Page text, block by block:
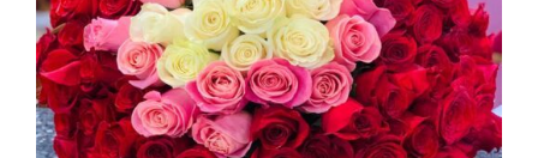
AÑADIR AL CARRITO
/
DETALLES